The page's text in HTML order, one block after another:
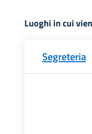
Luoghi in cui
Segreteria